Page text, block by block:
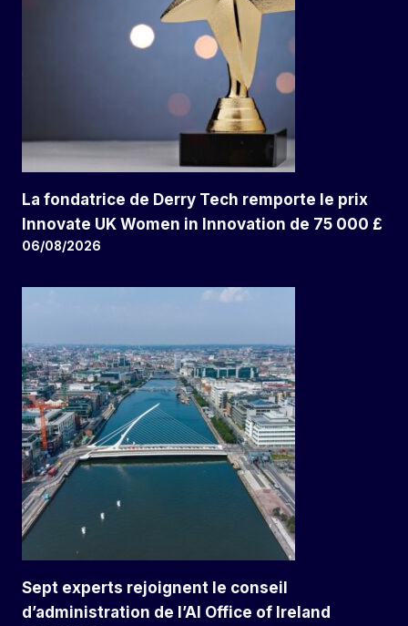
La fondatrice de Derry Tech remporte le prix
Innovate UK Women in Innovation de 75 000 £
06/08/2026
Sept experts rejoignent le conseil
d’administration de l’AI Office of Ireland